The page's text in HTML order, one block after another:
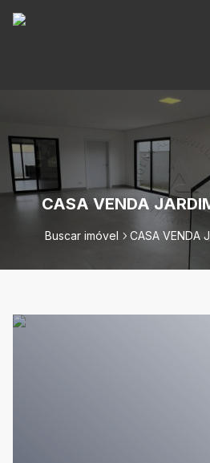
CASA VENDA
Buscar imóvel CASA VENDA